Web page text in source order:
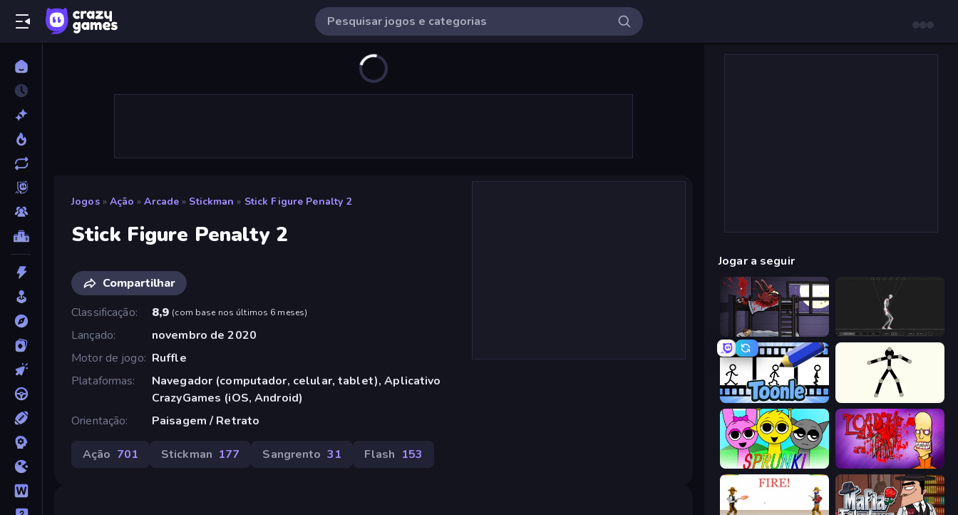
Jogos » Ação » Arcade » Stickman » Stick Figure Penalty 2
Stick Figure Penalty 2
Compartilhar
Classificação
8,9 (com base nos últimos 6 meses)
Lançado
novembro de 2020
Motor de jogo Ruffle
Plataformas
Navegador (computador, celular, tablet), Aplicativo
CrazyGames (iOS, Android)
Orientação
Paisagem / Retrato
Ação 701 Stickman 177 Sangrento 31 Flash 153
Jogar a seguir
The Visitor Skeleton Simulator
Toonle Stick Animator
Sprunki Load Up and Kill